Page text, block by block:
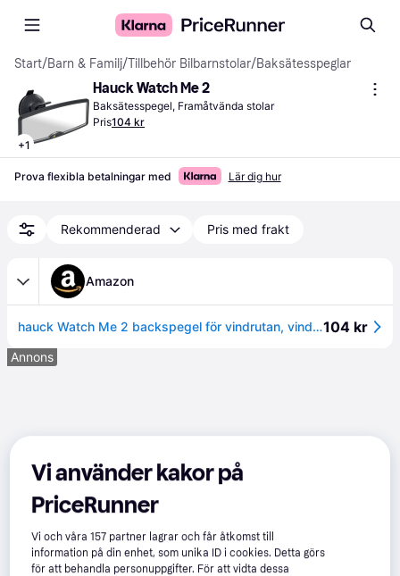
Start/Barn & Familj/Tillbehör Bilbarnstolar/Baksätesspeglar
+1
Hauck Watch Me 2
Baksätesspegel, Framåtvända stolar
Pris104 kr
Prova flexibla betalningar med Lär dig hur
Rekommenderad Pris med frakt
Amazon
hauck Watch Me 2 backspegel för vindrutan, vindrutespegel för barn i bilstolen på baksätet, backspegel för bebis, bilspegel med sugkoppar, 8 x 13,5 x 6 cm104 kr
Annons
Vi använder kakor på
PriceRunner
Vi och våra157 partner lagrar och får åtkomst till
information på din enhet, som unika ID i cookies. Detta görs
för att behandla personuppgifter. För att vidta dessa